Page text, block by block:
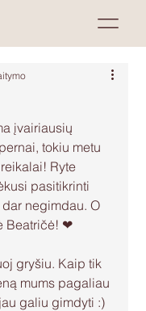
įvairiausių
tokiu metu
Ryte
pasitikrinti
negimdau. O
Beatričė! ❤
gryšiu. Kaip tik
mums pagaliau
galiu gimdyti :)